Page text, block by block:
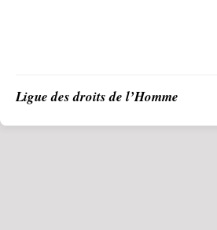
Ligue des droits de l’Homme